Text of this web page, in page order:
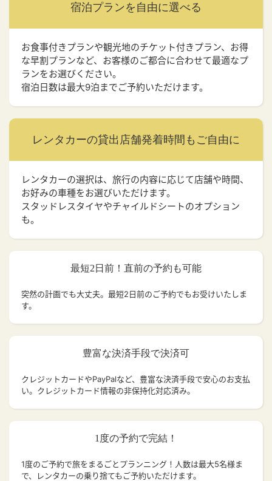
宿泊プランを 自由に選べる
お食事付きプランや観光地のチケット付きプラン、お得
な早割プランなど、お客様のご都合に合わせて最適なプ
ランをお選びください。
宿泊日数は最大9泊までご予約いただけます。
レンタカーの貸出店舗発着時間もご自由に
レンタカーの選択は、旅行の内容に応じて店舗や時間、
お好みの車種をお選びいただけます。
スタッドレスタイヤやチャイルドシートのオプション
も。
最短2日前！直前の予約も可能
突然の計画でも大丈夫。 最短2日前のご予約でもお受けいたしま
す。
豊富な決済手段で決済可
クレジットカードやPayPalなど、豊富な決済手段で安心のお支払
い。クレジットカード情報の非保持化対応済み。
1度の予約で完結！
1度のご予約で旅をまるごとプランニング！人数は最大5名様ま
で、レンタカーの乗り捨てもご予約いただけます。